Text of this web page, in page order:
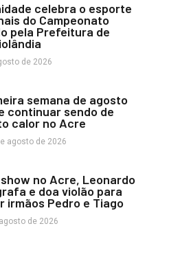
celebra o esporte
do Campeonato
pela Prefeitura de
de 2026
semana de agosto
continuar sendo de
calor no Acre
agosto de 2026
no Acre, Leonardo
e doa violão para
irmãos Pedro e Tiago
de 2026